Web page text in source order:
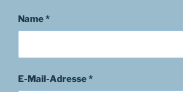
Name*
E-Mail-Adresse*